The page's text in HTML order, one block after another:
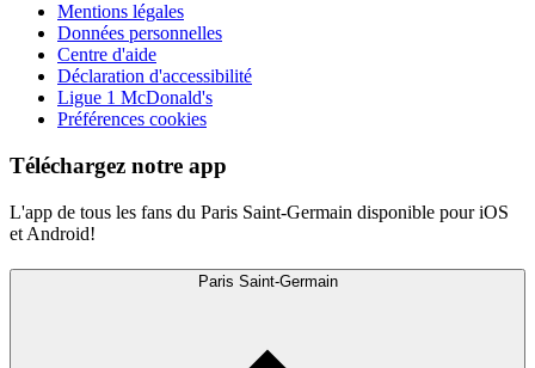
Mentions légales
Données personnelles
Centre d'aide
Déclaration d'accessibilité
Ligue 1 McDonald's
Préférences cookies
Téléchargez notre app
L'app de tous les fans du Paris Saint-Germain disponible pour iOS
et Android!
Paris Saint-Germain